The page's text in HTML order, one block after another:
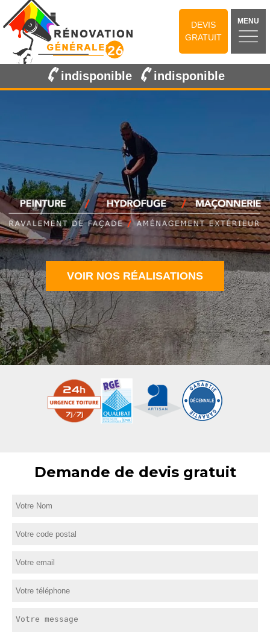
DEVIS
GRATUIT
MENU
indisponible indisponible
VOIR NOS RÉALISATIONS
Demande de devis gratuit